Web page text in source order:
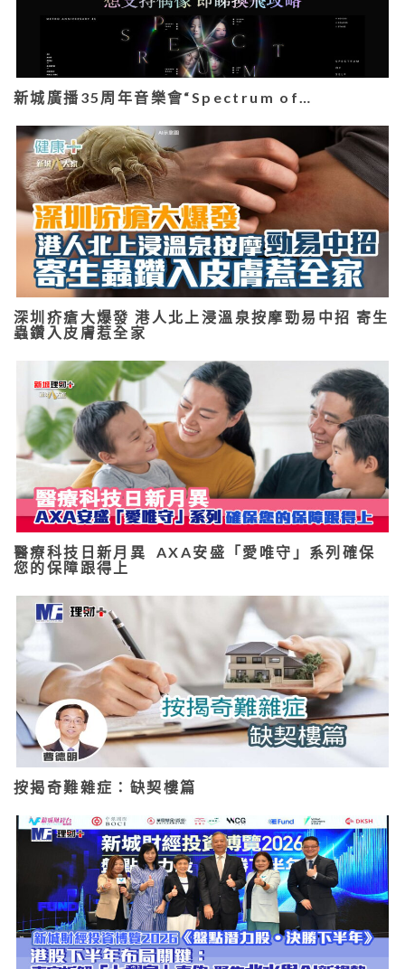
新城廣播35周年音樂會“Spectrum of…
深圳疥瘡大爆發 港人北上浸溫泉按摩勁易中招 寄生
蟲鑽入皮膚惹全家
醫療科技日新月異 AXA安盛「愛唯守」系列確保
您的保障跟得上
按揭奇難雜症：缺契樓篇